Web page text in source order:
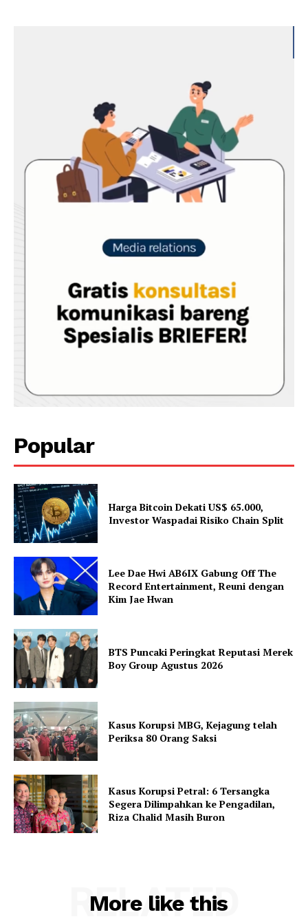
Popular
Harga Bitcoin Dekati US$ 65.000,
Investor Waspadai Risiko Chain Split
Lee Dae Hwi AB6IX Gabung Off The
Record Entertainment, Reuni dengan
Kim Jae Hwan
BTS Puncaki Peringkat Reputasi Merek
Boy Group Agustus 2026
Kasus Korupsi MBG, Kejagung telah
Periksa 80 Orang Saksi
Kasus Korupsi Petral: 6 Tersangka
Segera Dilimpahkan ke Pengadilan,
Riza Chalid Masih Buron
More like this
RELATED